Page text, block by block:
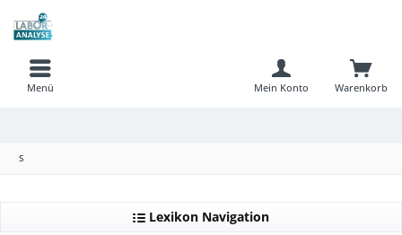
Menü Warenkorb
Mein Konto
S
Lexikon Navigation